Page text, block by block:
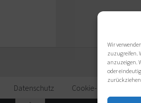
Wir
zuzugreifen.
anzuzeigen.
oder
Datenschutz Cookie-Richtlinie (EU)